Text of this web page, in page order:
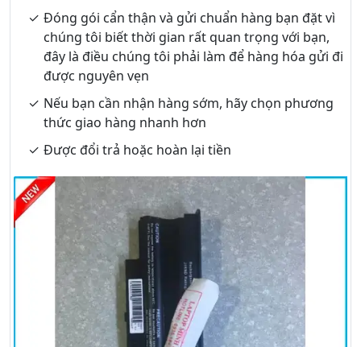
Đóng gói cẩn thận và gửi chuẩn hàng bạn đặt vì
chúng tôi biết thời gian rất quan trọng với bạn,
đây là điều chúng tôi phải làm để hàng hóa gửi đi
được nguyên vẹn
Nếu bạn cần nhận hàng sớm, hãy chọn phương
thức giao hàng nhanh hơn
Được đổi trả hoặc hoàn lại tiền